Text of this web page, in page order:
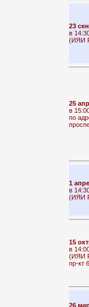
23
в
(ИЯИ
25
в
по
1
в
(ИЯИ
15
в
(ИЯИ
пр-кт
26